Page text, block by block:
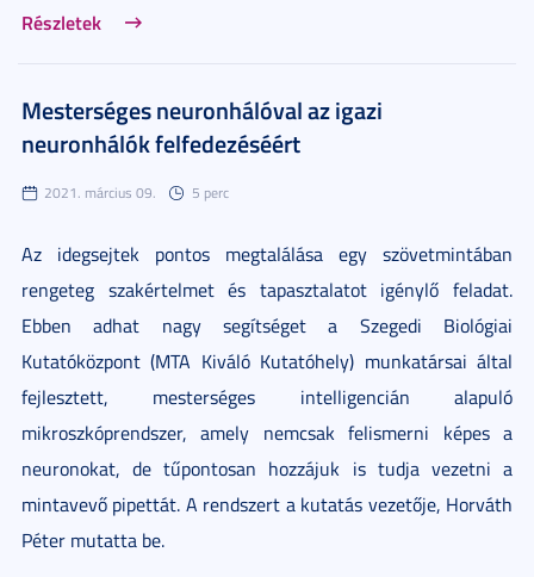
Részletek
Mesterséges neuronhálóval az igazi
neuronhálók felfedezéséért
2021. március 09. 5 perc
Az idegsejtek pontos megtalálása egy szövetmintában
rengeteg szakértelmet és tapasztalatot igénylő feladat.
Ebben adhat nagy segítséget a Szegedi Biológiai
Kutatóközpont (MTA Kiváló Kutatóhely) munkatársai által
fejlesztett, mesterséges intelligencián alapuló
mikroszkóprendszer, amely nemcsak felismerni képes a
neuronokat, de tűpontosan hozzájuk is tudja vezetni a
mintavevő pipettát. A rendszert a kutatás vezetője, Horváth
Péter mutatta be.